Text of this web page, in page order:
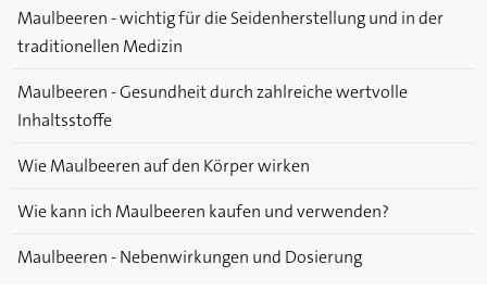
Maulbeeren - wichtig für die Seidenherstellung und in der
traditionellen Medizin
Maulbeeren - Gesundheit durch zahlreiche wertvolle
Inhaltsstoffe
Wie Maulbeeren auf den Körper wirken
Wie kann ich Maulbeeren kaufen und verwenden?
Maulbeeren - Nebenwirkungen und Dosierung